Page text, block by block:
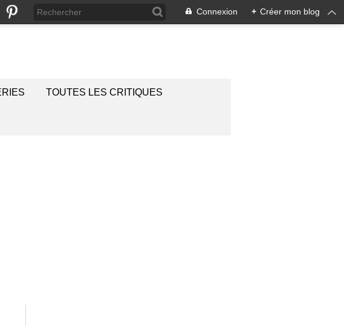
Connexion + Créer mon blog
TOUTES LES CRITIQUES